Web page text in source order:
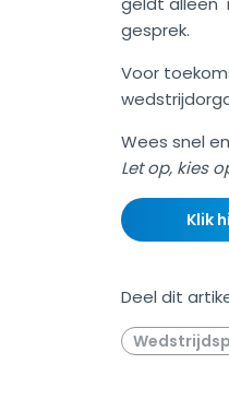
gesprek.
Voor
Wees snel
Let op, kies
Klik
Deel dit